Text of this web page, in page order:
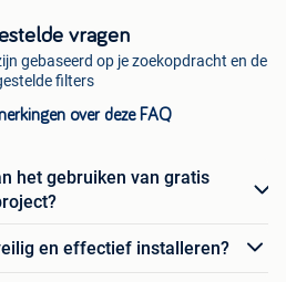
vragen
gebaseerd op je zoekopdracht en de
filters
over deze FAQ
het gebruiken van gratis
en effectief installeren?